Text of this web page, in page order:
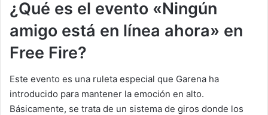
¿Qué es el evento «Ningún
amigo está en línea ahora» en
Free Fire?
Este evento es una ruleta especial que Garena ha
introducido para mantener la emoción en alto.
Básicamente, se trata de un sistema de giros donde los